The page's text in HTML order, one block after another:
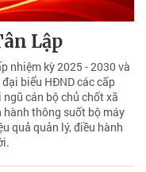
Lập
nhiệm kỳ 2025 - 2030 và
biểu HĐND các cấp
cán bộ chủ chốt xã
hành thông suốt bộ máy
quả quản lý, điều hành